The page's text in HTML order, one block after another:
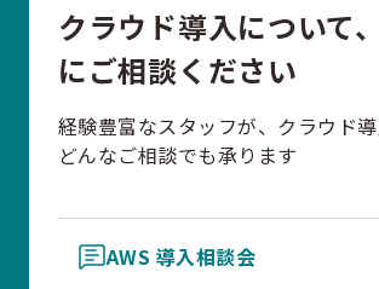
クラウド導入について
にご相談ください
経験豊富なスタッフが、クラウド
どんなご相談でも承ります
AWS 導入相談会